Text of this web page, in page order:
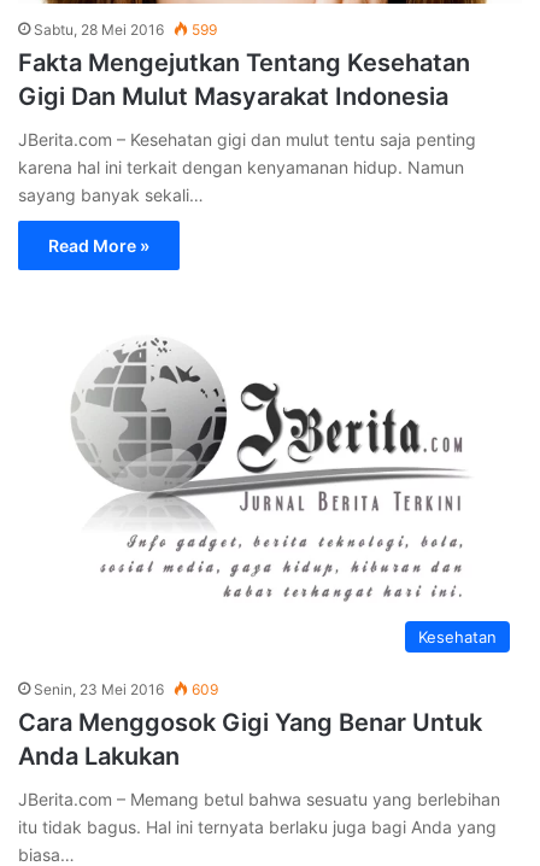
Sabtu, 28 Mei 2016 599
Fakta Mengejutkan Tentang Kesehatan
Gigi Dan Mulut Masyarakat Indonesia
JBerita.com – Kesehatan gigi dan mulut tentu saja penting
karena hal ini terkait dengan kenyamanan hidup. Namun
sayang banyak sekali…
Read More »
Kesehatan
Senin, 23 Mei 2016 609
Cara Menggosok Gigi Yang Benar Untuk
Anda Lakukan
JBerita.com – Memang betul bahwa sesuatu yang berlebihan
itu tidak bagus. Hal ini ternyata berlaku juga bagi Anda yang
biasa…